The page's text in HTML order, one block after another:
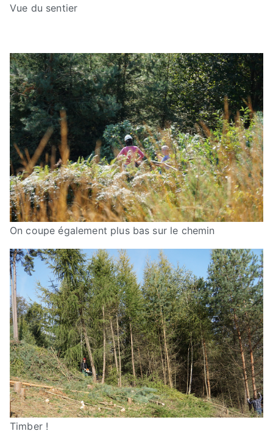
Vue du sentier
On coupe également plus bas sur le chemin
Timber !